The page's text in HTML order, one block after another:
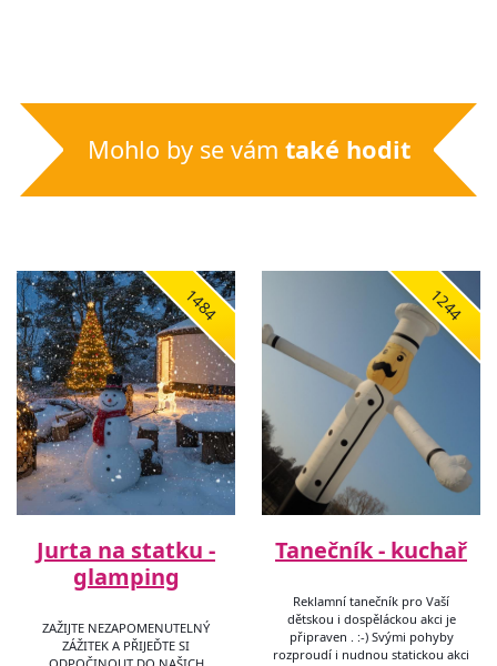
Mohlo by se vám také hodit
1484
Jurta na statku -
glamping
ZAŽIJTE NEZAPOMENUTELNÝ
ZÁŽITEK A PŘIJEĎTE SI
1244
Tanečník - kuchař
Reklamní tanečník pro Vaší
dětskou i dospěláckou akci je
připraven . :-) Svými pohyby
rozproudí i nudnou statickou akci